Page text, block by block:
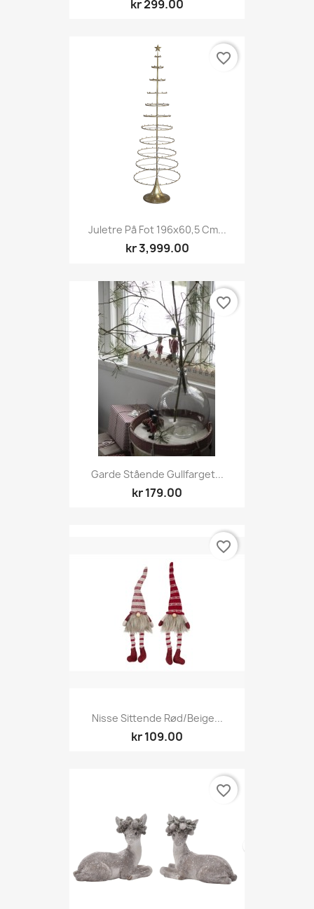
kr 299.00
Juletre På Fot 196x60,5 Cm...
kr 3,999.00
favorite_border
Garde Stående Gullfarget...
kr 179.00
favorite_border
Nisse Sittende Rød/beige...
kr 109.00
favorite_border
favorite_border